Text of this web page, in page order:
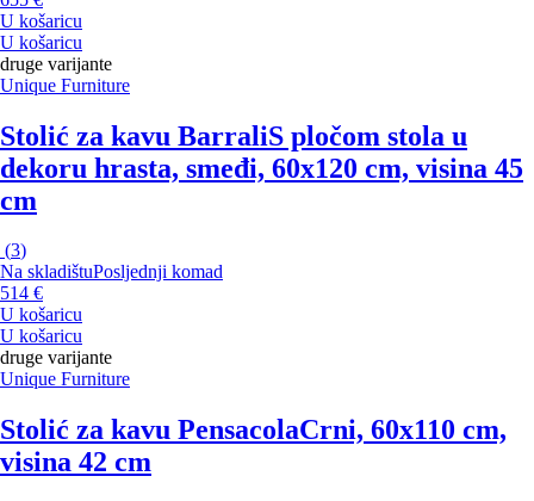
U košaricu
U košaricu
druge varijante
Unique Furniture
Stolić za kavu BarraliS pločom stola u
dekoru hrasta, smeđi, 60x120 cm, visina 45
cm
(3)
Na skladištuPosljednji komad
514 €
U košaricu
U košaricu
druge varijante
Unique Furniture
Stolić za kavu PensacolaCrni, 60x110 cm,
visina 42 cm